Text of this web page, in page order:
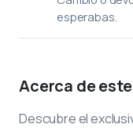
esperabas.
Acerca de
Descubre el